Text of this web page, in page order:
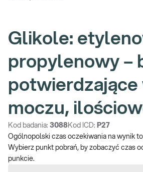
Glikole:
propylenowy –
potwierdzające
moczu,
Kod badania: 3088Kod ICD: P27
Ogólnopolski czas oczekiwania na wynik to
Wybierz punkt pobrań, by zobaczyć czas
punkcie.